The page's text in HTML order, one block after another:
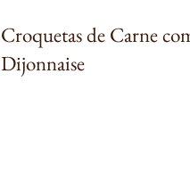
Croquetas de Carne
Dijonnaise